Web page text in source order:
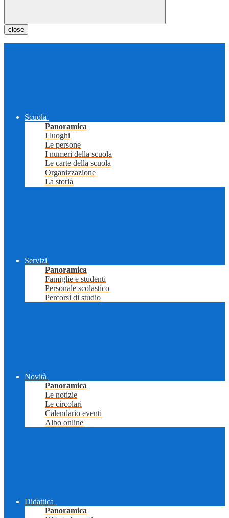
close
Scuola
Panoramica
I luoghi
Le persone
I numeri della scuola
Le carte della scuola
Organizzazione
La storia
Servizi
Panoramica
Famiglie e studenti
Personale scolastico
Percorsi di studio
Novità
Panoramica
Le notizie
Le circolari
Calendario eventi
Albo online
Didattica
Panoramica